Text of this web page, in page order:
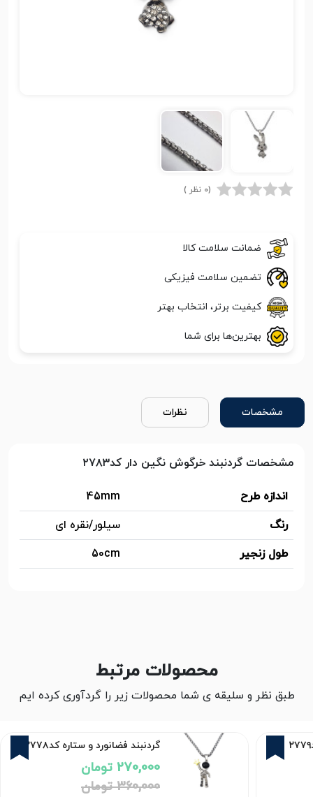
(0 نظر )
ضمانت سلامت کالا
تضمین سلامت فیزیکی
کیفیت برتر، انتخاب بهتر
بهترین‌ها برای شما
مشخصات نظرات
مشخصات گردنبند خرگوش نگین دار کد۲۷۸۳
اندازه طرح
45mm
رنگ
سیلور/نقره ای
طول زنجیر
50cm
محصولات مرتبط
طبق نظر و سلیقه ی شما محصولات زیر را گردآوری کرده ایم
گردنبند فضانورد و ستاره کد۲۷۷۸
270,000 تومان
360,000 تومان